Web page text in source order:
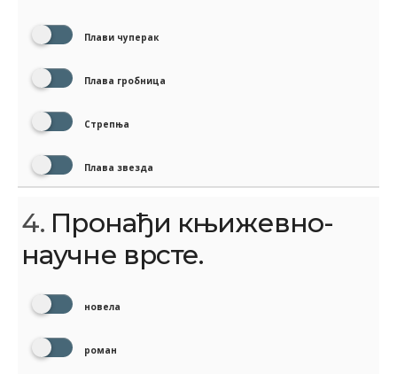
Плави чуперак
Плава гробница
Стрепња
Плава звезда
4. Пронађи књижевно-
научне врсте.
новела
роман